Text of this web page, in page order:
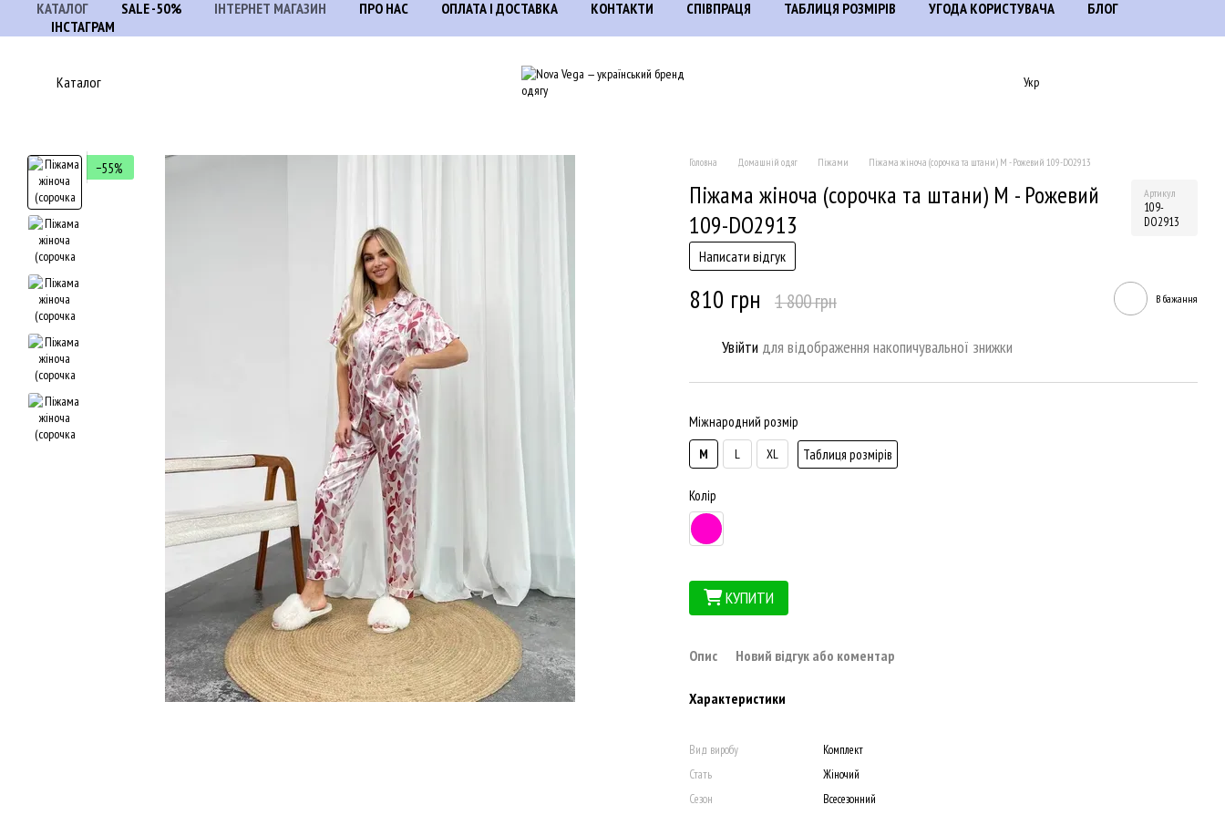
Перейти до основного контенту
КАТАЛОГ SALE -50% ІНТЕРНЕТ МАГАЗИН ПРО НАС ОПЛАТА І ДОСТАВКА КОНТАКТИ СПІВПРАЦЯ ТАБЛИЦЯ РОЗМІРІВ УГОДА КОРИСТУВАЧА
БЛОГ
ІНСТАГРАМ
Каталог Укр
−55% Головна Домашній одяг Піжами Піжама жіноча (сорочка та штани) M - Рожевий 109-DO2913
Піжама жіноча (сорочка та штани) M - Рожевий
109-DO2913
Артикул
109-
DO2913
Написати відгук
810 грн 1 800 грн В бажання
Увійти для відображення накопичувальної знижки
Міжнародний розмір
M L XL Таблиця розмірів
Колір
КУПИТИ
Опис Новий відгук або коментар
Характеристики
Вид виробу
Комплект
Стать
Жіночий
Сезон
Всесезонний